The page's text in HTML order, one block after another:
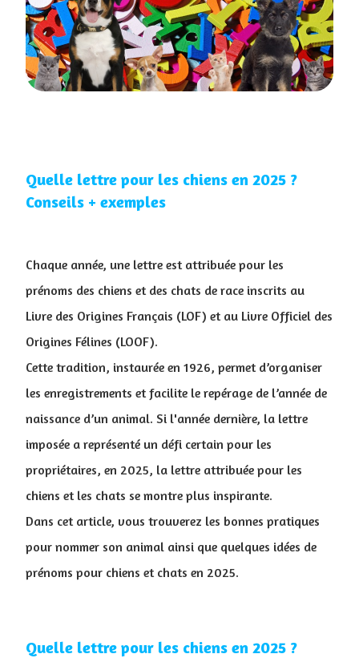
Quelle lettre pour les chiens en 2025 ?
Conseils + exemples
Chaque année, une lettre est attribuée pour les
prénoms des chiens et des chats de race inscrits au
Livre des Origines Français (LOF) et au Livre Officiel des
Origines Félines (LOOF).
Cette tradition, instaurée en 1926, permet d’organiser
les enregistrements et facilite le repérage de l’année de
naissance d’un animal. Si l'année dernière, la lettre
imposée a représenté un défi certain pour les
propriétaires, en 2025, la lettre attribuée pour les
chiens et les chats se montre plus inspirante.
Dans cet article, vous trouverez les bonnes pratiques
pour nommer son animal ainsi que quelques idées de
prénoms pour chiens et chats en 2025.
Quelle lettre pour les chiens en 2025 ?